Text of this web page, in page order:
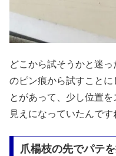
どこから試そうかと迷
のピン痕から試すこと
とがあって、少し位置
見えになっていたんです
爪楊枝の先でパテ